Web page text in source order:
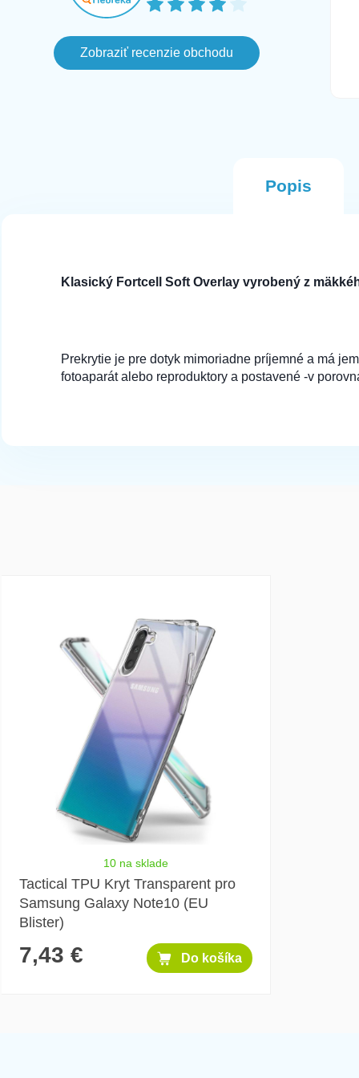
Zobraziť recenzie obchodu
farbe pri ktorom mi az po troch dnoch
vlastne ho nemaju na sklade aj ked
Popis
Klasický Fortcell Soft Overlay vyrobený z
Prekrytie je pre dotyk mimoriadne príjemné a má
fotoaparát alebo reproduktory a postavené -v
10 na sklade
Tactical TPU Kryt Transparent pro
Samsung Galaxy Note10 (EU
Blister)
7,43 € Do košíka